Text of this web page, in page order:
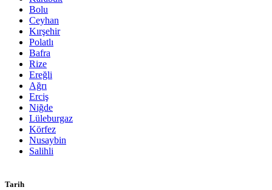
Bolu
Ceyhan
Kırşehir
Polatlı
Bafra
Rize
Ereğli
Ağrı
Erciş
Niğde
Lüleburgaz
Körfez
Nusaybin
Salihli
Tarih